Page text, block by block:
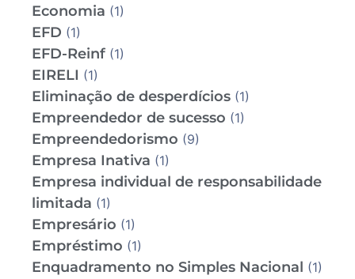
Economia (1)
EFD (1)
EFD-Reinf (1)
EIRELI (1)
Eliminação de desperdícios (1)
Empreendedor de sucesso (1)
Empreendedorismo (9)
Empresa Inativa (1)
Empresa individual de responsabilidade
limitada (1)
Empresário (1)
Empréstimo (1)
Enquadramento no Simples Nacional (1)